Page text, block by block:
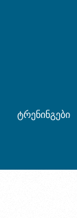
ტრენინგები